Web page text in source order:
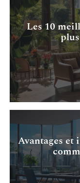
Les 10
Avantages et